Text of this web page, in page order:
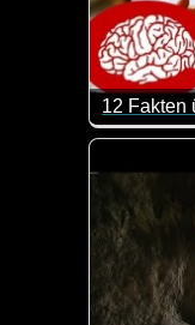
12 Fakten